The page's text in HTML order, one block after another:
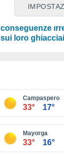
ATTUALITÀ
Le Alpi stanno
conseguenze
sui loro ghiacciai
Campaspero
33° 17°
Mayorga
33° 16°